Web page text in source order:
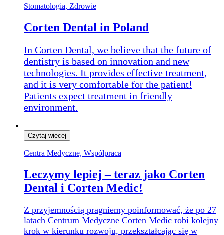
Stomatologia, Zdrowie
Corten Dental in Poland
In Corten Dental, we believe that the future of
dentistry is based on innovation and new
technologies. It provides effective treatment,
and it is very comfortable for the patient!
Patients expect treatment in friendly
environment.
Czytaj więcej
Centra Medyczne, Współpraca
Leczymy lepiej – teraz jako Corten
Dental i Corten Medic!
Z przyjemnością pragniemy poinformować, że po 27
latach Centrum Medyczne Corten Medic robi kolejny
krok w kierunku rozwoju, przekształcając się w